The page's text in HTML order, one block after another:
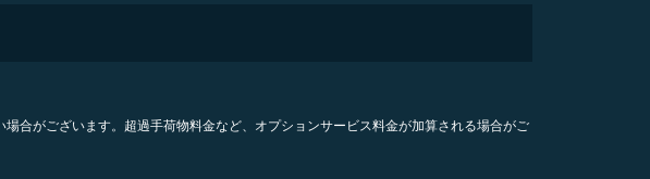
合がございます。超過手荷物料金など、オプションサービス料金が加算される場合がご